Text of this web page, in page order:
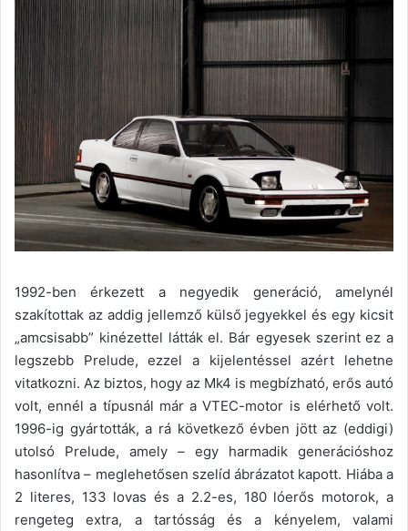
1992-ben érkezett a negyedik generáció, amelynél
szakítottak az addig jellemző külső jegyekkel és egy kicsit
„amcsisabb” kinézettel látták el. Bár egyesek szerint ez a
legszebb Prelude, ezzel a kijelentéssel azért lehetne
vitatkozni. Az biztos, hogy az Mk4 is megbízható, erős autó
volt, ennél a típusnál már a VTEC-motor is elérhető volt.
1996-ig gyártották, a rá következő évben jött az (eddigi)
utolsó Prelude, amely – egy harmadik generációshoz
hasonlítva – meglehetősen szelíd ábrázatot kapott. Hiába a
2 literes, 133 lovas és a 2.2-es, 180 lóerős motorok, a
rengeteg extra, a tartósság és a kényelem, valami